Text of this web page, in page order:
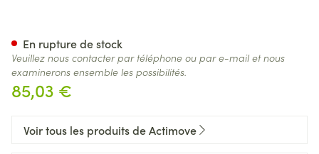
85,03 €
En rupture de stock
Veuillez nous contacter par téléphone ou par e-mail et nous
examinerons ensemble les possibilités.
Voir tous les produits de Actimove